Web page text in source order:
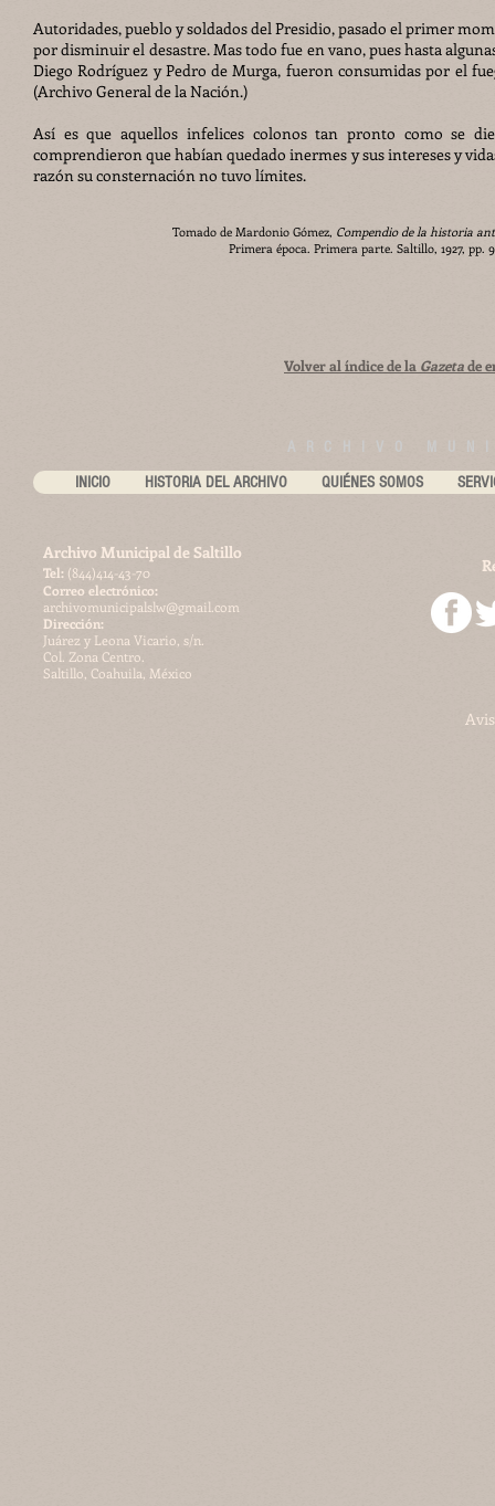
Autoridades, pueblo y soldados del Presidio, pasado el primer
por disminuir el desastre. Mas todo fue en vano, pues hasta
Diego Rodríguez y Pedro de Murga, fueron consumidas por el
(Archivo General de la Nación.)
Así es que aquellos infelices colonos tan pronto como se
comprendieron que habían quedado inermes y sus intereses y
razón su consternación no tuvo límites.
Tomado de Mardonio Gómez, Compendio de la historia
Primera época. Primera parte. Saltillo, 1927, pp.
Volver al índice de la Gazetade
ARCHIVO
INICIO HISTORIA DEL ARCHIVO QUIÉNES SOMOS
Archivo Municipal de Saltillo
​Tel: (844)414-43-70
Correo electrónico:
archivomunicipalslw@gmail.com
Dirección:
Juárez y Leona Vicario, s/n.
Col. Zona Centro.
Saltillo, Coahuila, México